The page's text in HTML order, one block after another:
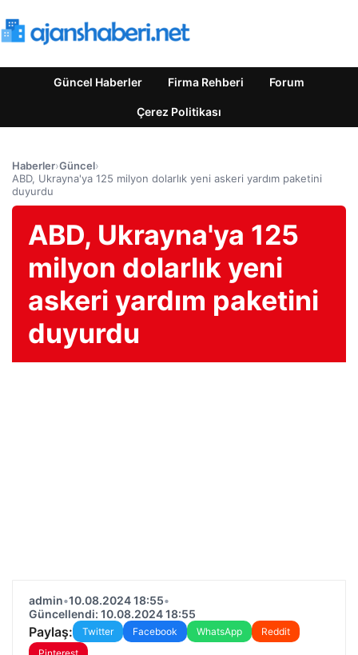
Güncel Haberler Firma Rehberi Forum
Çerez Politikası
Haberler›Güncel›
ABD, Ukrayna'ya 125 milyon dolarlık yeni askeri yardım paketini
duyurdu
ABD, Ukrayna'ya 125
milyon dolarlık yeni
askeri yardım paketini
duyurdu
admin•10.08.2024 18:55•
Güncellendi: 10.08.2024 18:55
Paylaş: Twitter Facebook WhatsApp
Reddit